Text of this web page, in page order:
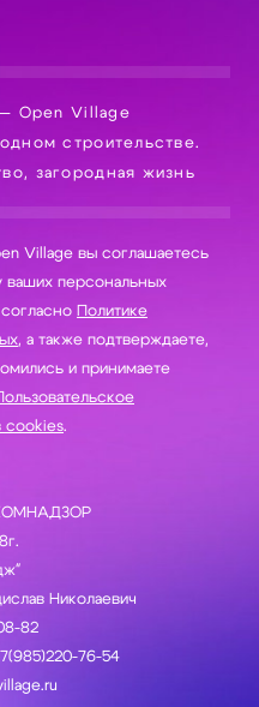
Open Village
строительстве.
загородная жизнь
Village вы соглашаетесь
Политике
, а также подтверждаете,
и принимаете
cookies.
Николаевич
82
76-54